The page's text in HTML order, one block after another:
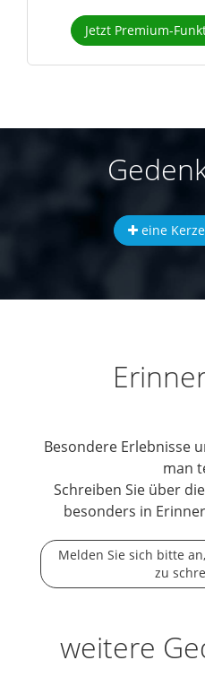
Jetzt Premium-
eine
Besondere Erlebnisse
man
Schreiben Sie über
besonders in
Melden Sie sich bitte
zu
weitere